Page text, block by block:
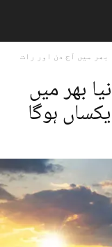
بھر میں آج دن اور رات
بھر میں
ہوگا